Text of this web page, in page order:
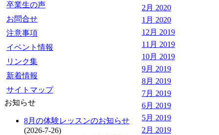
卒業生の声
お問合せ
注意事項
イベント情報
リンク集
新着情報
サイトマップ
お知らせ
8月の体験レッスンのお知らせ
(2026-7-26)
2月 2020
1月 2020
12月 2019
11月 2019
10月 2019
9月 2019
8月 2019
7月 2019
6月 2019
5月 2019
2月 2019